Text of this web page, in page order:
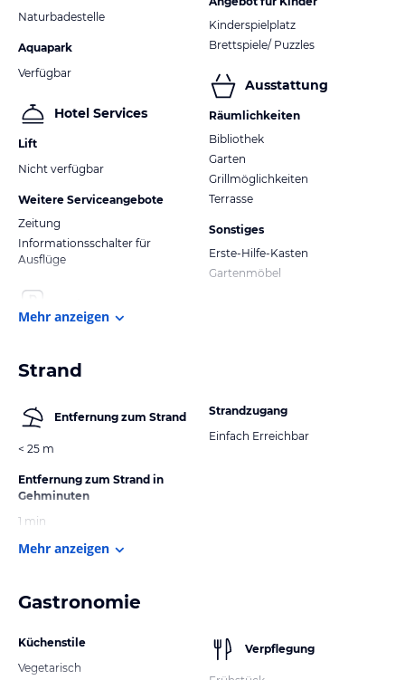
Naturbadestelle
Aquapark
Verfügbar
Hotel Services
Lift
Nicht verfügbar
Weitere Serviceangebote
Zeitung
Informationsschalter für
Ausflüge
Kinderspielplatz
Brettspiele/ Puzzles
Ausstattung
Räumlichkeiten
Bibliothek
Garten
Grillmöglichkeiten
Terrasse
Sonstiges
Erste-Hilfe-Kasten
Gartenmöbel
Mehr anzeigen
Strand
Entfernung zum Strand
< 25 m
Entfernung zum Strand in
Gehminuten
1 min
Strandzugang
Einfach Erreichbar
Mehr anzeigen
Gastronomie
Küchenstile
Vegetarisch
Verpflegung